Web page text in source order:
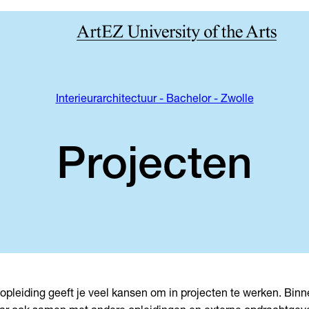
Interieurarchitectuur - Bachelor - Zwolle
Projecten
geeft je veel kansen om in projecten te werken.